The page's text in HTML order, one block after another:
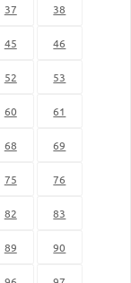
37 38
45 46
52 53
60 61
68 69
75 76
82 83
89 90